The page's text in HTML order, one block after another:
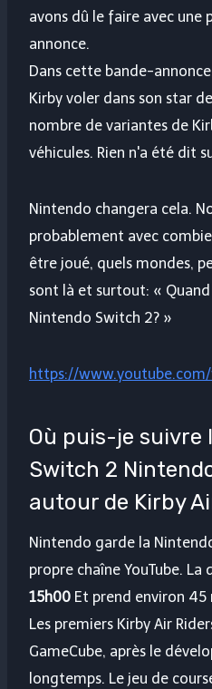
avons dû le faire avec une
annonce.
Dans cette bande-
Kirby voler dans son star
nombre de variantes de
véhicules. Rien n'a été dit
Nintendo changera cela.
probablement avec
être joué, quels mondes,
sont là et surtout: «
Nintendo Switch 2? »
https://
Où puis-je suivre
Switch 2
autour de Kirby
Nintendo garde la
propre chaîne YouTube.
15h00 Et prend environ 45
Les premiers Kirby Air
GameCube, après le
longtemps. Le jeu de